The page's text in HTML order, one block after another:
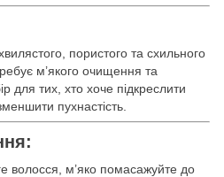
пористого та схильного
м’якого очищення та
для тих, хто хоче підкреслити
пухнастість.
волосся, м’яко помасажуйте до